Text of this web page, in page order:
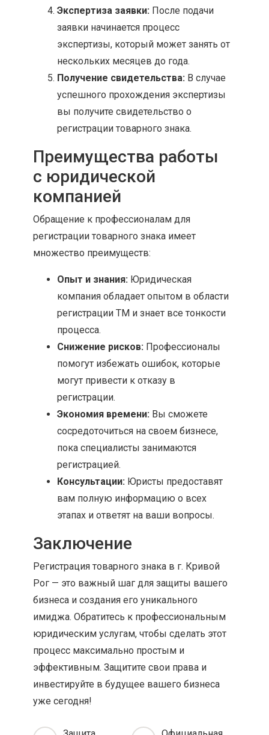
Экспертиза заявки: После подачи
заявки начинается процесс
экспертизы, который может занять от
нескольких месяцев до года.
Получение свидетельства: В случае
успешного прохождения экспертизы
вы получите свидетельство о
регистрации товарного знака.
Преимущества работы
с юридической
компанией
Обращение к профессионалам для
регистрации товарного знака имеет
множество преимуществ:
Опыт и знания: Юридическая
компания обладает опытом в области
регистрации ТМ и знает все тонкости
процесса.
Снижение рисков: Профессионалы
помогут избежать ошибок, которые
могут привести к отказу в
регистрации.
Экономия времени: Вы сможете
сосредоточиться на своем бизнесе,
пока специалисты занимаются
регистрацией.
Консультации: Юристы предоставят
вам полную информацию о всех
этапах и ответят на ваши вопросы.
Заключение
Регистрация товарного знака в г. Кривой
Рог — это важный шаг для защиты вашего
бизнеса и создания его уникального
имиджа. Обратитесь к профессиональным
юридическим услугам, чтобы сделать этот
процесс максимально простым и
эффективным. Защитите свои права и
инвестируйте в будущее вашего бизнеса
уже сегодня!